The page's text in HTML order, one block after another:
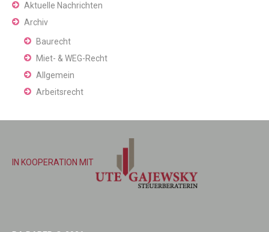
Aktuelle Nachrichten
Archiv
Baurecht
Miet- & WEG-Recht
Allgemein
Arbeitsrecht
IN KOOPERATION MIT